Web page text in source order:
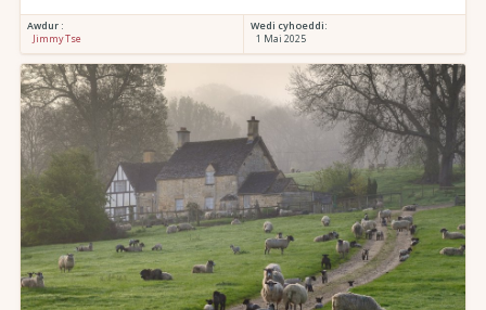
Awdur :
Jimmy Tse
Wedi cyhoeddi:
1 Mai 2025